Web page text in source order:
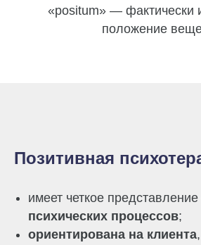
«positum» —
положение
Позитивная
имеет четкое представление
психических процессов;
ориентирована на клиента